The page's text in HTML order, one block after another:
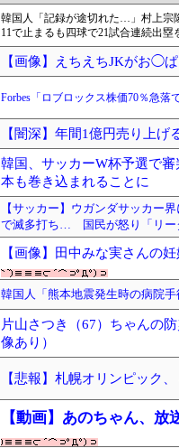
韓国人「記録が途切れた…」村上宗
11で止まるも四球で21試合連続出塁
【画像】えちえちJKがお◯
Forbes「ロブロックス株価70％急落
【闇深】年間1億円売り上げ
韓国、サッカーW杯予選で
本も巻き込まれることに
【サッカー】ウガンダサッカ
で滅多打ち… 国民が怒り「リー
【画像】田中みな実さんの
韓国人「熊本地震発生時の病院
片山さつき（67）ちゃんの
像あり）
【悲報】札幌オリンピック
【動画】あのちゃん、